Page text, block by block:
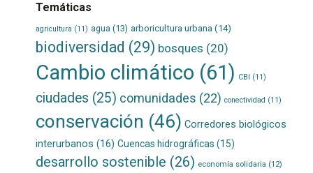
Temáticas
agricultura (11) agua (13) arboricultura urbana (14)
biodiversidad (29) bosques (20)
Cambio climático (61) CBI (11)
ciudades (25) comunidades (22) conectividad (11)
conservación (46) Corredores biológicos
interurbanos (16) Cuencas hidrográficas (15)
desarrollo sostenible (26) economía solidaria (12)